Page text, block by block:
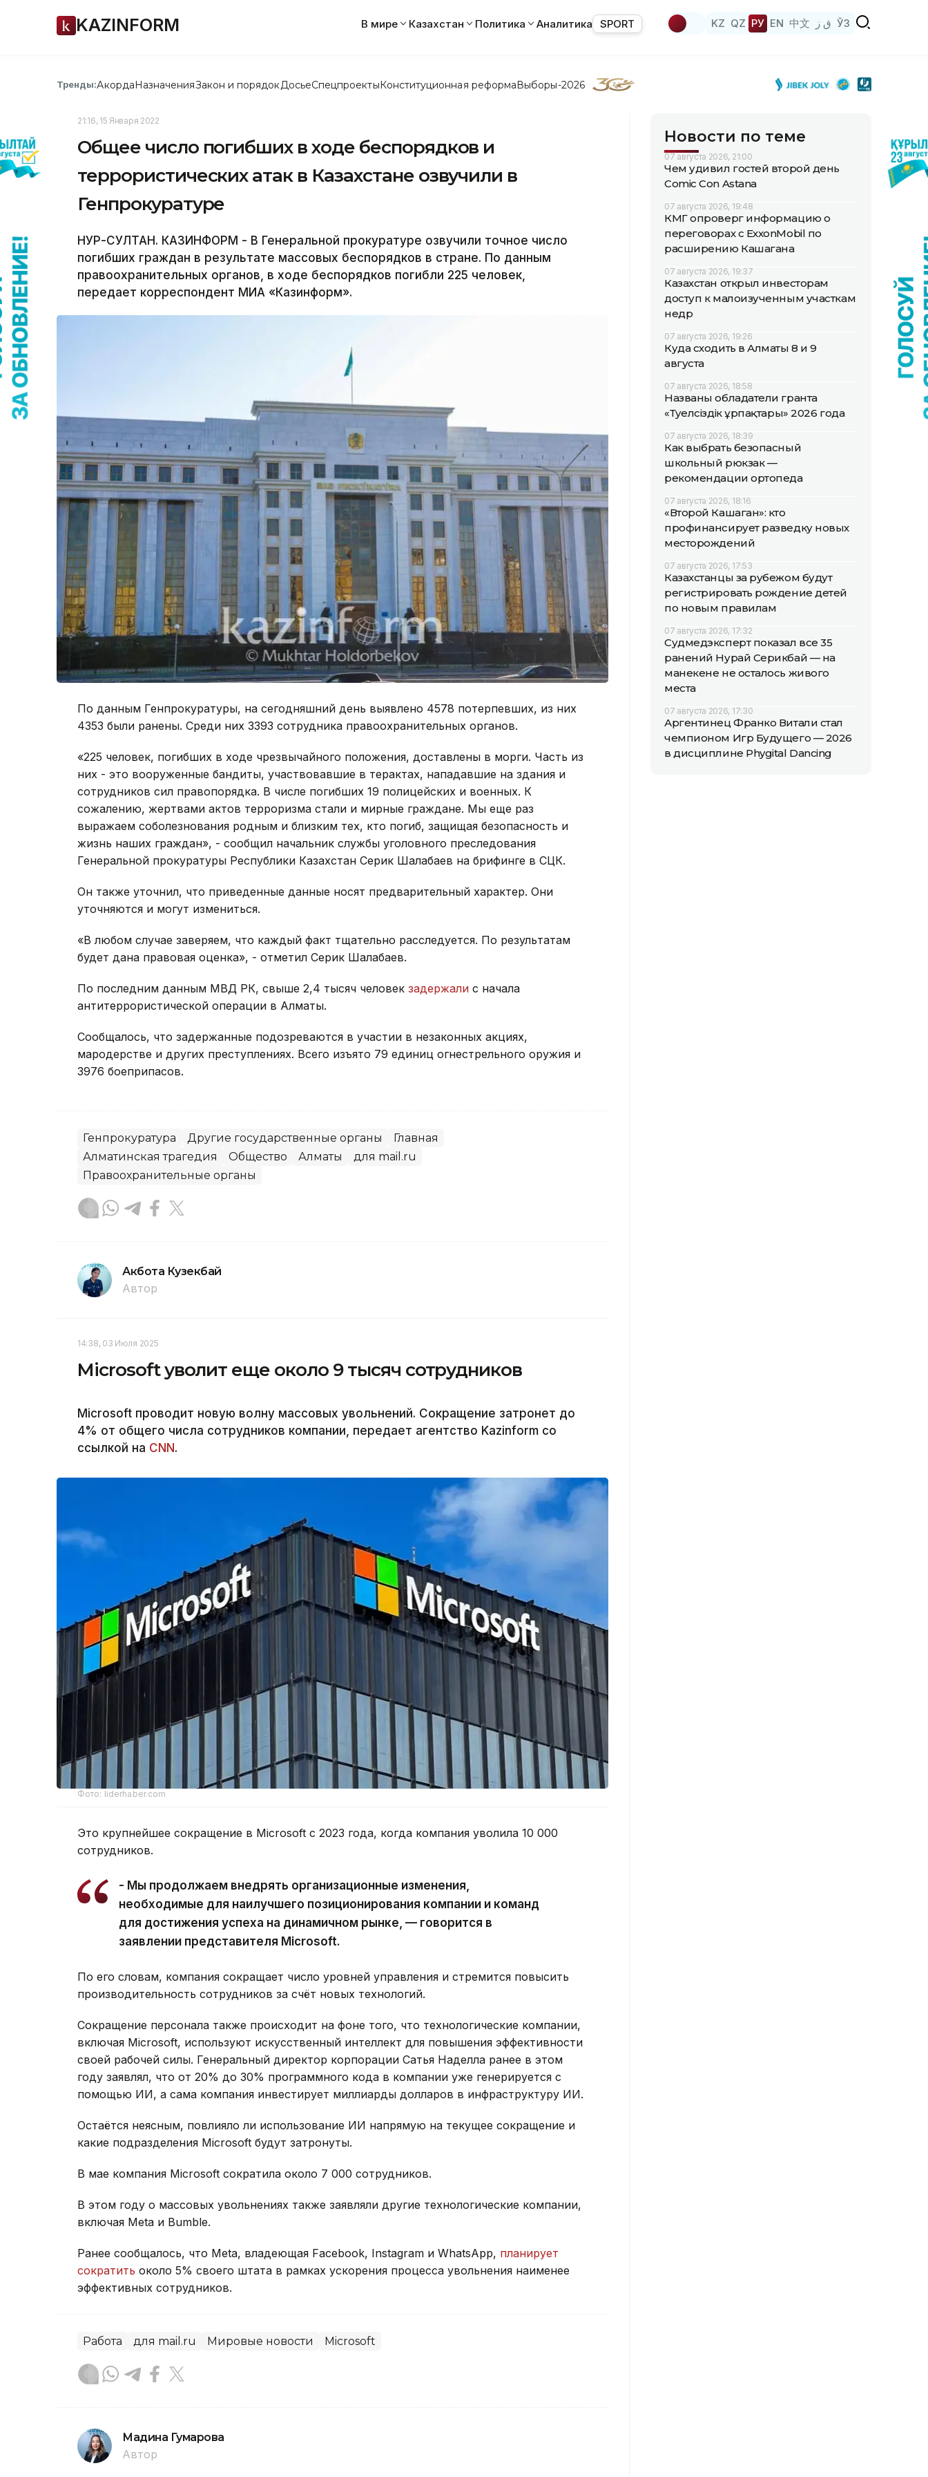
KAZINFORM В мире Казахстан Политика Аналитика SPORT KZ QZ РУ EN 中文 ق ز ЎЗ
Тренды:АкордаНазначенияЗакон и порядок ДосьеСпецпроектыКонституционная реформаВыборы-2026
21:16, 15 Января 2022
Общее число погибших в ходе беспорядков и
террористических атак в Казахстане озвучили в
Генпрокуратуре
НУР-СУЛТАН. КАЗИНФОРМ - В Генеральной прокуратуре озвучили точное число
погибших граждан в результате массовых беспорядков в стране. По данным
правоохранительных органов, в ходе беспорядков погибли 225 человек,
передает корреспондент МИА «Казинформ».
По данным Генпрокуратуры, на сегодняшний день выявлено 4578 потерпевших, из них
4353 были ранены. Среди них 3393 сотрудника правоохранительных органов.
«225 человек, погибших в ходе чрезвычайного положения, доставлены в морги. Часть из
них - это вооруженные бандиты, участвовавшие в терактах, нападавшие на здания и
сотрудников сил правопорядка. В числе погибших 19 полицейских и военных. К
сожалению, жертвами актов терроризма стали и мирные граждане. Мы еще раз
выражаем соболезнования родным и близким тех, кто погиб, защищая безопасность и
жизнь наших граждан», - сообщил начальник службы уголовного преследования
Генеральной прокуратуры Республики Казахстан Серик Шалабаев на брифинге в СЦК.
Он также уточнил, что приведенные данные носят предварительный характер. Они
уточняются и могут измениться.
«В любом случае заверяем, что каждый факт тщательно расследуется. По результатам
будет дана правовая оценка», - отметил Серик Шалабаев.
По последним данным МВД РК, свыше 2,4 тысяч человек задержали с начала
антитеррористической операции в Алматы.
Сообщалось, что задержанные подозреваются в участии в незаконных акциях,
мародерстве и других преступлениях. Всего изъято 79 единиц огнестрельного оружия и
3976 боеприпасов.
Генпрокуратура Другие государственные органы
Главная
Алматинская трагедия
Общество Алматы
для mail.ru
Правоохранительные органы
Акбота Кузекбай
Автор
14:38, 03 Июля 2025
Microsoft уволит еще около 9 тысяч сотрудников
Microsoft проводит новую волну массовых увольнений. Сокращение затронет до
4% от общего числа сотрудников компании, передает агентство Kazinform со
ссылкой на CNN.
Фото: liderhaber.com
Это крупнейшее сокращение в Microsoft с 2023 года, когда компания уволила 10 000
сотрудников.
- Мы продолжаем внедрять организационные изменения,
необходимые для наилучшего позиционирования компании и команд
для достижения успеха на динамичном рынке, — говорится в
заявлении представителя Microsoft.
По его словам, компания сокращает число уровней управления и стремится повысить
производительность сотрудников за счёт новых технологий.
Сокращение персонала также происходит на фоне того, что технологические компании,
включая Microsoft, используют искусственный интеллект для повышения эффективности
своей рабочей силы. Генеральный директор корпорации Сатья Наделла ранее в этом
году заявлял, что от 20% до 30% программного кода в компании уже генерируется с
помощью ИИ, а сама компания инвестирует миллиарды долларов в инфраструктуру ИИ.
Остаётся неясным, повлияло ли использование ИИ напрямую на текущее сокращение и
какие подразделения Microsoft будут затронуты.
В мае компания Microsoft сократила около 7 000 сотрудников.
В этом году о массовых увольнениях также заявляли другие технологические компании,
включая Meta и Bumble.
Ранее сообщалось, что Meta, владеющая Facebook, Instagram и WhatsApp, планирует
сократить около 5% своего штата в рамках ускорения процесса увольнения наименее
эффективных сотрудников.
Работа для mail.ru Мировые новости Microsoft
Мадина Гумарова
Автор
Новости по теме
07 августа 2026, 21:00
Чем удивил гостей второй день
Comic Con Astana
07 августа 2026, 19:48
КМГ опроверг информацию о
переговорах с ExxonMobil по
расширению Кашагана
07 августа 2026, 19:37
Казахстан открыл инвесторам
доступ к малоизученным участкам
недр
07 августа 2026, 19:26
Куда сходить в Алматы 8 и 9
августа
07 августа 2026, 18:58
Названы обладатели гранта
«Тәуелсіздік ұрпақтары» 2026 года
07 августа 2026, 18:39
Как выбрать безопасный
школьный рюкзак —
рекомендации ортопеда
07 августа 2026, 18:16
«Второй Кашаган»: кто
профинансирует разведку новых
месторождений
07 августа 2026, 17:53
Казахстанцы за рубежом будут
регистрировать рождение детей
по новым правилам
07 августа 2026, 17:32
Судмедэксперт показал все 35
ранений Нурай Серикбай — на
манекене не осталось живого
места
07 августа 2026, 17:30
Аргентинец Франко Витали стал
чемпионом Игр Будущего — 2026
в дисциплине Phygital Dancing